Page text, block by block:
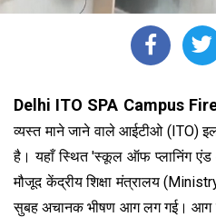
Delhi ITO SPA Campus
व्यस्त माने जाने वाले आईटीओ (ITO)
है। यहाँ स्थित 'स्कूल ऑफ प्लानिंग
मौजूद केंद्रीय शिक्षा मंत्रालय
सुबह अचानक भीषण आग लग गई। आग